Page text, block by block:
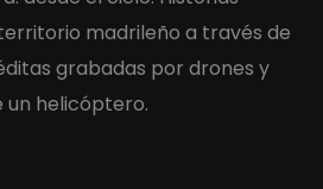
madrileño a través de
grabadas por drones y
helicóptero.